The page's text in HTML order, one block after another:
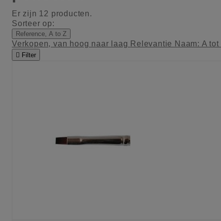
Er zijn 12 producten.
Sorteer op:
Reference, A to Z
Verkopen, van hoog naar laag Relevantie Naam: A tot
 Filter